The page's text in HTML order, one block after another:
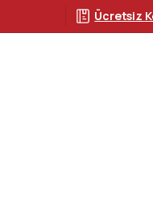
Ücretsiz